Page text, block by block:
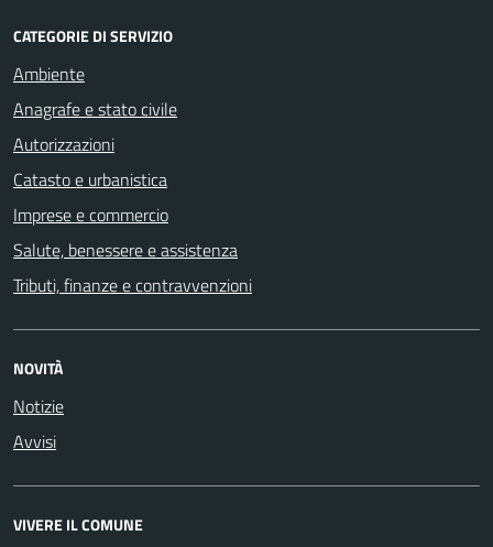
CATEGORIE DI SERVIZIO
Ambiente
Anagrafe e stato civile
Autorizzazioni
Catasto e urbanistica
Imprese e commercio
Salute, benessere e assistenza
Tributi, finanze e contravvenzioni
NOVITÀ
Notizie
Avvisi
VIVERE IL COMUNE